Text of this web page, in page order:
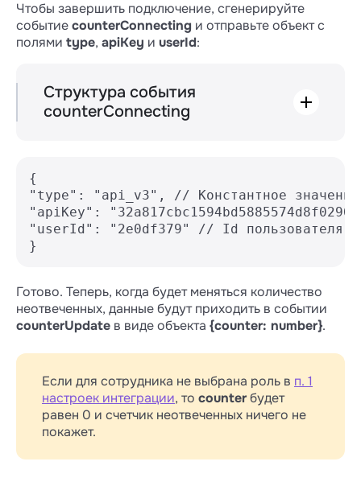
Чтобы завершить подключение, сгенерируйте
событиеcounterConnecting и отправьте объект с
полями type, apiKey и userId:
Структура события
counterConnecting
├── apiKey
{
"type": "api_v3", // Константное значение
"apiKey":
"userId": "2e0df379" // Id пользователя в
}
Готово. Теперь, когда будет меняться количество
неотвеченных, данные будут приходить в событии
counterUpdate в виде объекта {counter: number}.
Если для сотрудника не выбрана роль в п. 1
настроек интеграции, то counterбудет
равен 0 и счетчик неотвеченных ничего не
покажет.